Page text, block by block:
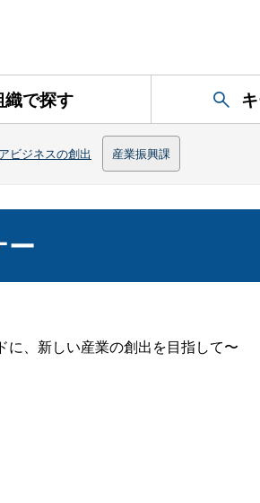
織で探す
ビジネスの創出 産業振興課
ー
に、新しい産業の創出を目指して〜